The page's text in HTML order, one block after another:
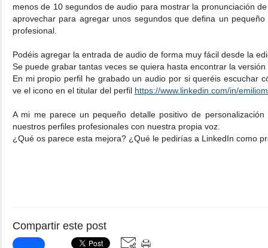
menos de 10 segundos de audio para mostrar la pronunciación
aprovechar para agregar unos segundos que defina un
profesional.
Podéis agregar la entrada de audio de forma muy fácil desde la
Se puede grabar tantas veces se quiera hasta encontrar la
En mi propio perfil he grabado un audio por si queréis escuchar
ve el icono en el titular del perfil https://www.linkedin.com/in/
A mi me parece un pequeño detalle positivo de
nuestros perfiles profesionales con nuestra propia voz.
¿Qué os parece esta mejora? ¿Qué le pedirías a LinkedIn como
Compartir este post